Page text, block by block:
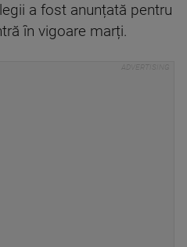
a fost anunțată pentru
în vigoare marți.